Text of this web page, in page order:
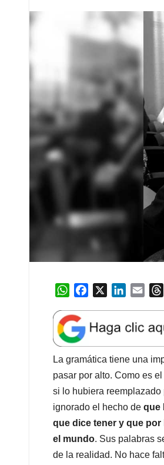
W
a
t
s
A
p
p
e
b
o
o
k
k
e
d
I
n
l
La gramática tiene una
pasar por alto. Como es
si lo hubiera reemplazado
ignorado el hecho de que
que dice tener y que
el mundo. Sus palabras
de la realidad. No hace